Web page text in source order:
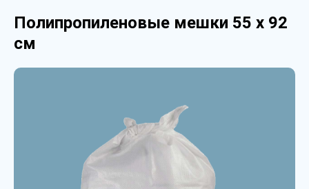
Полипропиленовые мешки 55 х 92
см